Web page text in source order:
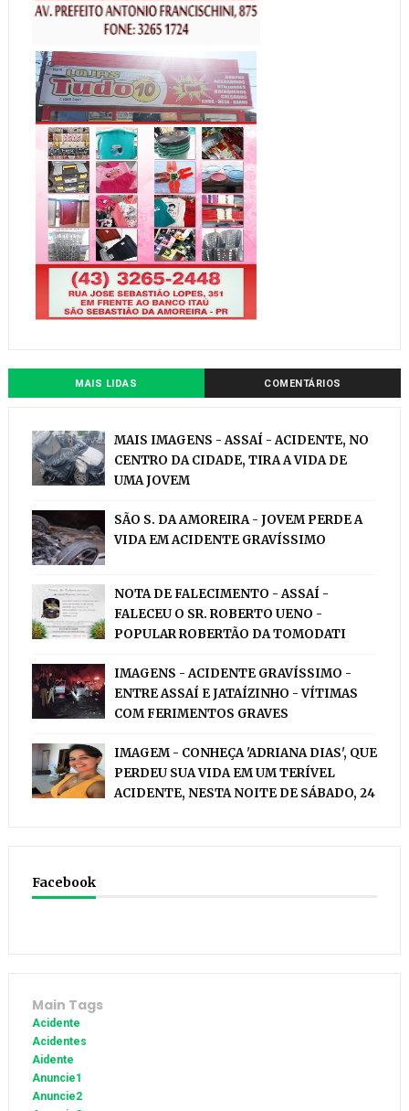
MAIS LIDAS COMENTÁRIOS
MAIS IMAGENS - ASSAÍ - ACIDENTE, NO
CENTRO DA CIDADE, TIRA A VIDA DE
UMA JOVEM
SÃO S. DA AMOREIRA - JOVEM PERDE A
VIDA EM ACIDENTE GRAVÍSSIMO
NOTA DE FALECIMENTO - ASSAÍ -
FALECEU O SR. ROBERTO UENO -
POPULAR ROBERTÃO DA TOMODATI
IMAGENS - ACIDENTE GRAVÍSSIMO -
ENTRE ASSAÍ E JATAÍZINHO - VÍTIMAS
COM FERIMENTOS GRAVES
IMAGEM - CONHEÇA 'ADRIANA DIAS', QUE
PERDEU SUA VIDA EM UM TERÍVEL
ACIDENTE, NESTA NOITE DE SÁBADO, 24
Facebook
Main Tags
Acidente
Acidentes
Aidente
Anuncie1
Anuncie2